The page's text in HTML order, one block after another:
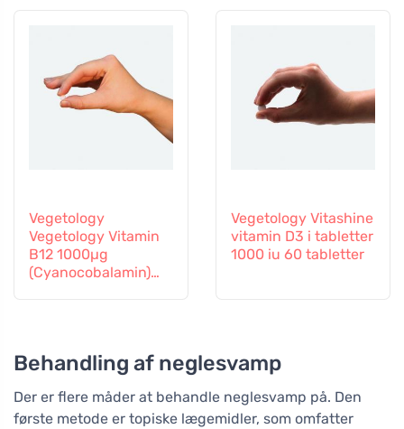
Vegetology
Vegetology Vitamin
B12 1000µg
(Cyanocobalamin)
Vegetology Vitashine
vitamin D3 i tabletter
1000 iu 60 tabletter
Behandling af neglesvamp
Der er flere måder at behandle neglesvamp på. Den
første metode er topiske lægemidler, som omfatter